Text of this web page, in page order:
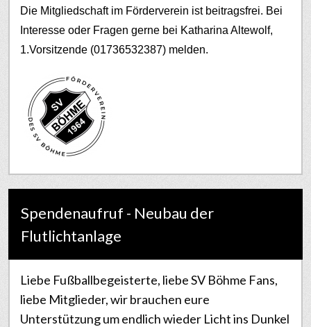
Die Mitgliedschaft im Förderverein ist beitragsfrei. Bei
Interesse oder Fragen gerne bei Katharina Altewolf,
1.Vorsitzende (01736532387) melden.
Spendenaufruf - Neubau der
Flutlichtanlage
Liebe Fußballbegeisterte, liebe SV Böhme Fans,
liebe Mitglieder, wir brauchen eure
Unterstützung um endlich wieder Licht ins Dunkel